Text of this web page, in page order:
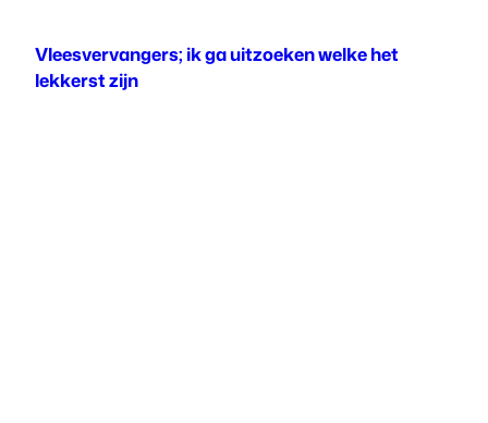
Vleesvervangers; ik ga uitzoeken welke het
lekkerst zijn